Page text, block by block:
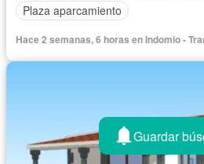
Plaza aparcamiento
Hace 2 semanas, 6 horas en Indomio -
Guardar